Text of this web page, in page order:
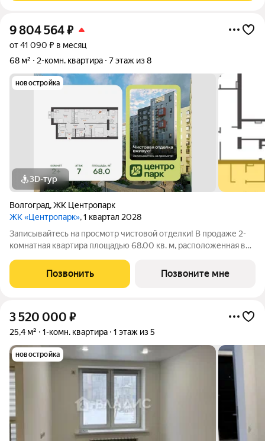
9 804 564₽
от 41 090 ₽ в месяц
68 м²
2-комн. квартира 7 этаж из 8
новостройка
3D-тур
Волгоград,ЖК Центропарк
ЖК «Центропарк», 1 квартал 2028
Записывайтесь на просмотр чистовой отделки! В продаже 2-
комнатная квартира площадью 68.00 кв. м, расположенная в
Комплекс от федерального девелопера «Железно» находится
в районе Тулака
Позвонить Позвоните мне
3 520 000 ₽
25,4 м² 1-комн. квартира 1 этаж из 5
новостройка